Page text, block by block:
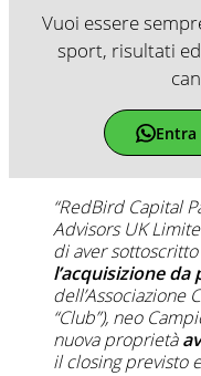
Vuoi essere
sport, risultati
Entra
“RedBird Capital
Advisors UK
di aver
l’acquisizione
dell’Associazione
“Club”), neo
nuova proprietà
il closing previsto